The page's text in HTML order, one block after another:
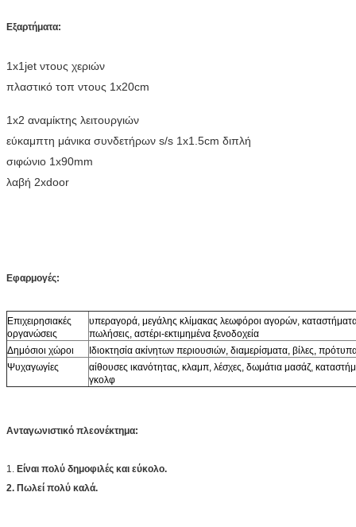
Εξαρτήματα:
1x1jet ντους χεριών
πλαστικό τοπ ντους 1x20cm
1x2 αναμίκτης λειτουργιών
εύκαμπτη μάνικα συνδετήρων s/s 1x1.5cm διπλή
σιφώνιο 1x90mm
λαβή 2xdoor
Εφαρμογές:
Επιχειρησιακές
οργανώσεις
υπεραγορά, μεγάλης κλίμακας λεωφόροι αγορών,
πωλήσεις, αστέρι-εκτιμημένα ξενοδοχεία
Δημόσιοι χώροι
Ιδιοκτησία ακίνητων περιουσιών, διαμερίσματα, βίλες,
Ψυχαγωγίες
αίθουσες ικανότητας, κλαμπ, λέσχες, δωμάτια μασάζ,
γκολφ
Ανταγωνιστικό πλεονέκτημα:
1. Είναι πολύ δημοφιλές και εύκολο.
2. Πωλεί πολύ καλά.